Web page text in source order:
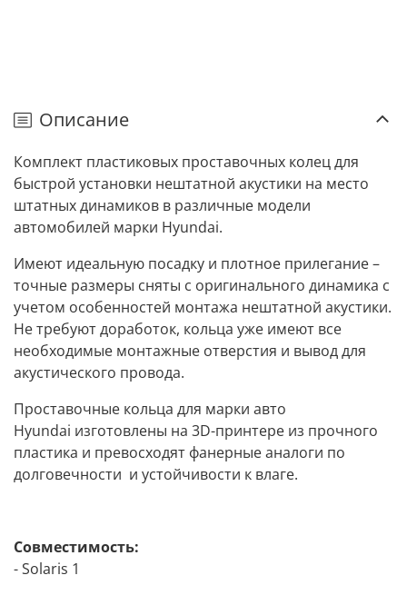
Описание
Комплект пластиковых проставочных колец для
быстрой установки нештатной акустики на место
штатных динамиков в различные модели
автомобилей марки Hyundai.
Имеют идеальную посадку и плотное прилегание –
точные размеры сняты с оригинального динамика с
учетом особенностей монтажа нештатной акустики.
Не требуют доработок, кольца уже имеют все
необходимые монтажные отверстия и вывод для
акустического провода.
Проставочные кольца для марки авто
Hyundai изготовлены на 3D-принтере из прочного
пластика и превосходят фанерные аналоги по
долговечности и устойчивости к влаге.
Совместимость:
- Solaris 1